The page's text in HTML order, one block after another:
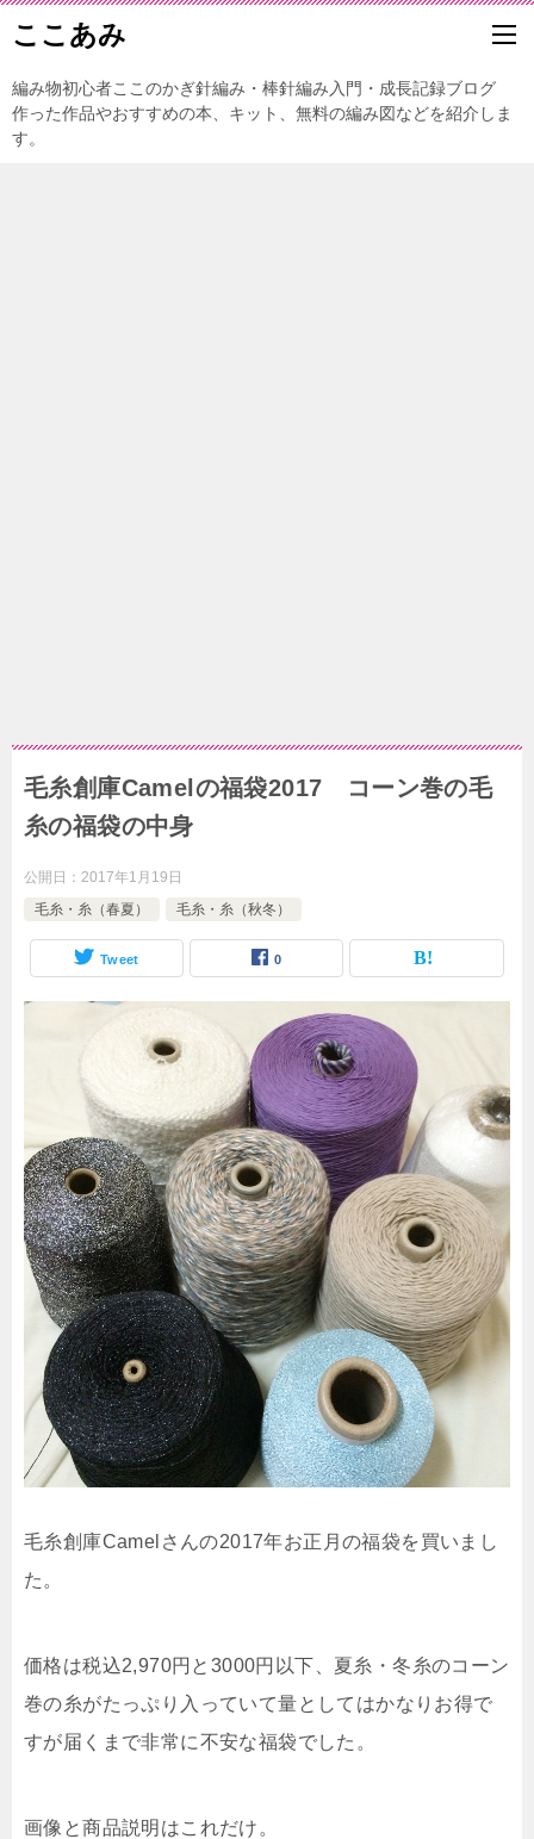
ここあみ
編み物初心者ここのかぎ針編み・棒針編み入門・成長記録ブログ
作った作品やおすすめの本、キット、無料の編み図などを紹介しま
す。
毛糸創庫Camelの福袋2017 コーン巻の毛
糸の福袋の中身
公開日： 2017年1月19日
毛糸・糸（春夏）
毛糸・糸（秋冬）
Tweet 0
毛糸創庫Camelさんの2017年お正月の福袋を買いまし
た。
価格は税込2,970円と3000円以下、夏糸・冬糸のコーン
巻の糸がたっぷり入っていて量としてはかなりお得で
すが届くまで非常に不安な福袋でした。
画像と商品説明はこれだけ。